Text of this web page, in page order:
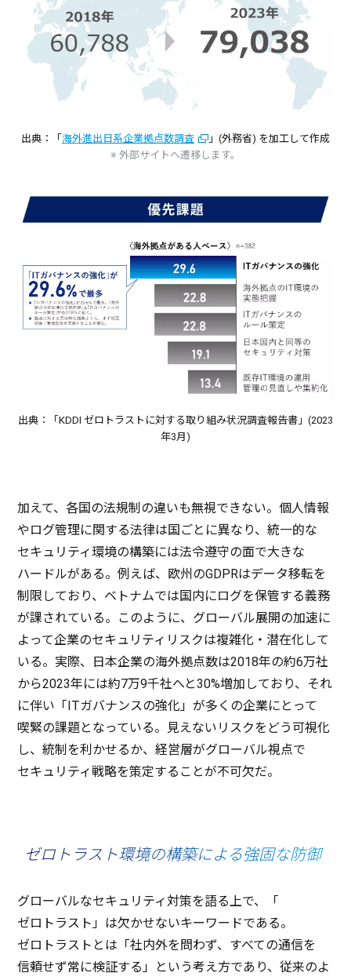
出典：「 海外進出日系企業拠点数調査
」(外務省) を加工して作成
※ 外部サイトへ遷移します。
出典：「KDDI ゼロトラストに対する取り組み状況調査報告書」(2023
年3月)
加えて、各国の法規制 の違いも無視できない。 個人情報
やログ管理に関する法律は国ごとに異なり、統一的な
セキュリティ環境の構築には法令遵守の面で大きな
ハードルがある。例えば、 欧州 のGDPRはデータ移転を
制限 しており、 ベトナムでは国内にログを保管する義務
が課されている。このように、 グローバル展開の加速に
よって企業のセキュリティリスクは複雑化 ・ 潜在化 して
いる。 実際、 日本企業の海外拠点数は2018年の約6万社
から2023年には約7万9千社へと30%増加 しており、それ
に伴い「ITガバナンスの強化」が多くの企業にとって
喫緊の課題となっている。見えない リスクをどう 可視化
し、統制 を利かせるか、経営層がグローバル視点で
セキュリティ戦略を策定することが不可欠だ。
ゼロトラスト環境の構築による強固な防御
グローバルなセキュリティ対策を語る上で、「
ゼロトラスト」は欠かせないキーワードである。
ゼロトラスト とは「社内外を問わず、すべての通信を
信頼せず常に検証する」という考え方であり、従来のよ